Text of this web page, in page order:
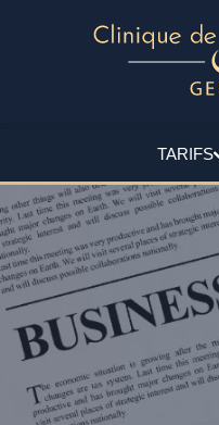
TARIFS